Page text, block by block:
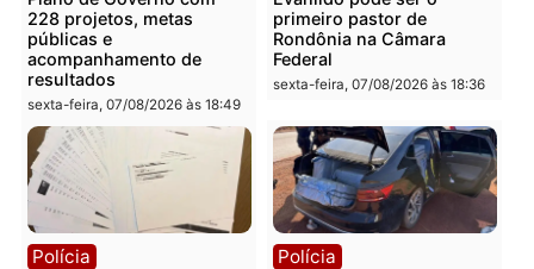
Você também vai querer ler...
Política Política